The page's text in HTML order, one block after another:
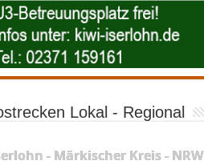
Lokal - Regional
- Märkischer Kreis - NRW